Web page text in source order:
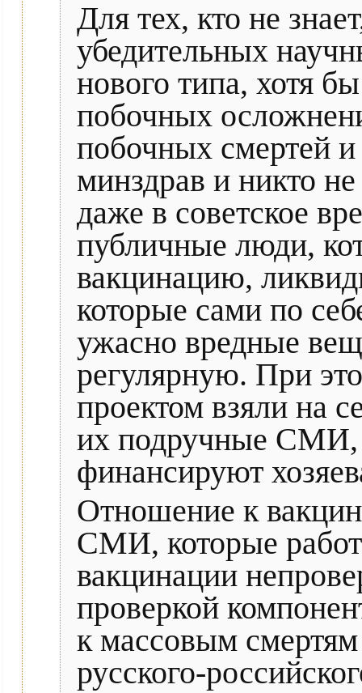
Для тех, кто не
убедительных
нового типа, хотя
побочных
побочных смертей
минздрав и никто
даже в советское
публичные люди,
вакцинацию,
которые сами по
ужасно вредные
регулярную. При
проектом взяли на
их подручные СМИ,
финансируют
Отношение к
СМИ, которые
вакцинации
проверкой
к массовым
русского-